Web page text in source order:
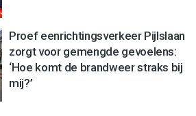
Proef eenrichtingsverkeer Pijlslaan
zorgt voor gemengde gevoelens:
‘Hoe komt de brandweer straks bij
mij?’